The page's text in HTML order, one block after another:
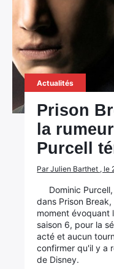
Actualités
Prison
la
Purcell
Par Julien Barthet , le
Dominic
dans Prison
moment évoquant
saison 6, pour la
acté et aucun
confirmer qu'il y a
de Disney.